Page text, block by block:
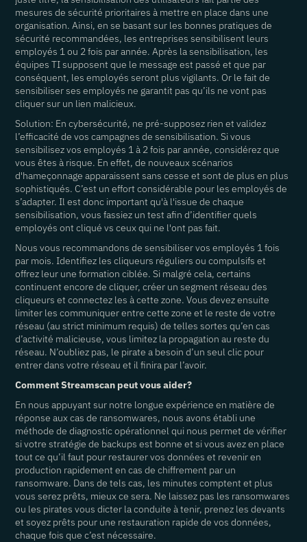
mesures de sécurité prioritaires à mettre en place dans une
organisation. Ainsi, en se basant sur les bonnes pratiques de
sécurité recommandées, les entreprises sensibilisent leurs
employés 1 ou 2 fois par année. Après la sensibilisation, les
équipes TI supposent que le message est passé et que par
conséquent, les employés seront plus vigilants. Or le fait de
sensibiliser ses employés ne garantit pas qu’ils ne vont pas
cliquer sur un lien malicieux.
Solution: En cybersécurité, ne pré-supposez rien et validez
l’efficacité de vos campagnes de sensibilisation. Si vous
sensibilisez vos employés 1 à 2 fois par année, considérez que
vous êtes à risque. En effet, de nouveaux scénarios
d'hameçonnage apparaissent sans cesse et sont de plus en plus
sophistiqués. C’est un effort considérable pour les employés de
s’adapter. Il est donc important qu'à l'issue de chaque
sensibilisation, vous fassiez un test afin d’identifier quels
employés ont cliqué vs ceux qui ne l'ont pas fait.
Nous vous recommandons de sensibiliser vos employés 1 fois
par mois. Identifiez les cliqueurs réguliers ou compulsifs et
offrez leur une formation ciblée. Si malgré cela, certains
continuent encore de cliquer, créer un segment réseau des
cliqueurs et connectez les à cette zone. Vous devez ensuite
limiter les communiquer entre cette zone et le reste de votre
réseau (au strict minimum requis) de telles sortes qu’en cas
d’activité malicieuse, vous limitez la propagation au reste du
réseau. N’oubliez pas, le pirate a besoin d’un seul clic pour
entrer dans votre réseau et il finira par l’avoir.
Comment Streamscan peut vous aider?
En nous appuyant sur notre longue expérience en matière de
réponse aux cas de ransomwares, nous avons établi une
méthode de diagnostic opérationnel qui nous permet de vérifier
si votre stratégie de backups est bonne et si vous avez en place
tout ce qu’il faut pour restaurer vos données et revenir en
production rapidement en cas de chiffrement par un
ransomware. Dans de tels cas, les minutes comptent et plus
vous serez prêts, mieux ce sera. Ne laissez pas les ransomwares
ou les pirates vous dicter la conduite à tenir, prenez les devants
et soyez prêts pour une restauration rapide de vos données,
chaque fois que c’est nécessaire.